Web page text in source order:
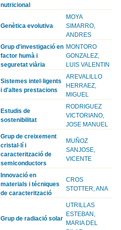
nutricional
Genètica evolutiva
MOYA
SIMARRO,
ANDRES
Grup d'investigació en
factor humà i
seguretat viària
MONTORO
GONZALEZ,
LUIS VALENTIN
Sistemes intel·ligents
i d'altes prestacions
AREVALILLO
HERRAEZ,
MIGUEL
Estudis de
sostenibilitat
RODRIGUEZ
VICTORIANO,
JOSE MANUEL
Grup de creixement
cristal·lí i
caracterització de
semiconductors
MUÑOZ
SANJOSE,
VICENTE
Innovació en
materials i técniques
de caracterització
CROS
STOTTER, ANA
Grup de radiació solar
UTRILLAS
ESTEBAN,
MARIA DEL